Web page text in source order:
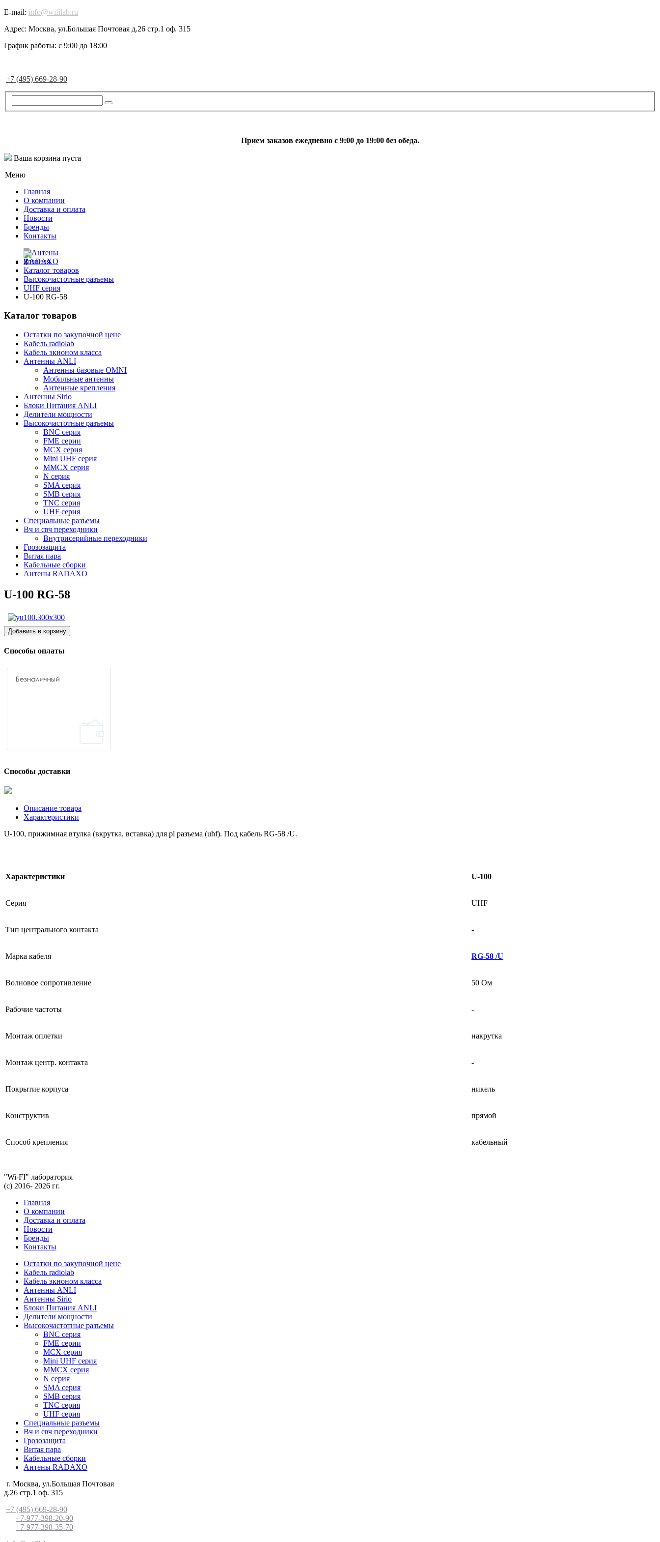
E-mail: info@wifilab.ru
Адрес: Москва, ул.Большая Почтовая д.26 стр.1 оф. 315
График работы: с 9:00 до 18:00
+7 (495) 669-28-90
Прием заказов ежедневно с 9:00 до 19:00 без обеда.
Ваша корзина пуста
Меню
Главная
О компании
Доставка и оплата
Новости
Бренды
Контакты
Главная
Каталог товаров
Высокочастотные разъемы
UHF серия
U-100 RG-58
Каталог товаров
Остатки по закупочной цене
Кабель radiolab
Кабель экноном класса
Антенны ANLI
Антенны базовые OMNI
Мобильные антенны
Антенные крепления
Антенны Sirio
Блоки Питания ANLI
Делители мощности
Высокочастотные разъемы
BNC серия
FME серии
MCX серия
Mini UHF серия
MMCX серия
N серия
SMA серия
SMB серия
TNC серия
UHF серия
Специальные разъемы
Вч и свч переходники
Внутрисерийные переходники
Грозозащита
Витая пара
Кабельные сборки
Антены RADAXO
U-100 RG-58
Способы оплаты
Способы доставки
Описание товара
Характеристики
U-100, прижимная втулка (вкрутка, вставка) для pl разъема (uhf). Под кабель RG-58 /U.
Характеристики U-100
Серия UHF
Тип центрального контакта -
Марка кабеля RG-58 /U
Волновое сопротивление 50 Ом
Рабочие частоты -
Монтаж оплетки накрутка
Монтаж центр. контакта -
Покрытие корпуса никель
Конструктив прямой
Способ крепления кабельный
"Wi-FI" лаборатория
(с) 2016- 2026 гг.
Главная
О компании
Доставка и оплата
Новости
Бренды
Контакты
Остатки по закупочной цене
Кабель radiolab
Кабель экноном класса
Антенны ANLI
Антенны Sirio
Блоки Питания ANLI
Делители мощности
Высокочастотные разъемы
BNC серия
FME серии
MCX серия
Mini UHF серия
MMCX серия
N серия
SMA серия
SMB серия
TNC серия
UHF серия
Специальные разъемы
Вч и свч переходники
Грозозащита
Витая пара
Кабельные сборки
Антены RADAXO
г. Москва, ул.Большая Почтовая
д.26 стр.1 оф. 315
+7 (495) 669-28-90
+7-977-398-20-90
+7-977-398-35-70